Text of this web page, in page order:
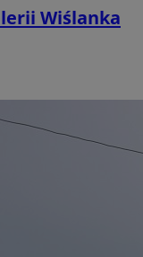
Wiślanka